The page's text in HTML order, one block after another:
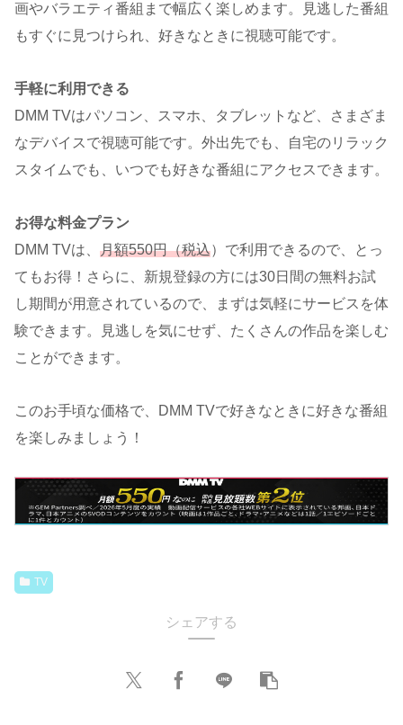
画やバラエティ番組まで幅広く楽しめます。見逃した番組
もすぐに見つけられ、好きなときに視聴可能です。
手軽に利用できる
DMM TVはパソコン、スマホ、タブレットなど、さまざま
なデバイスで視聴可能です。外出先でも、自宅のリラック
スタイムでも、いつでも好きな番組にアクセスできます。
お得な料金プラン
DMM TVは、 月額550円（税込）で利用できるので、とっ
てもお得！さらに、新規登録の方には30日間の無料お試
し期間が用意されているので、まずは気軽にサービスを体
験できます。見逃しを気にせず、たくさんの作品を楽しむ
ことができます。
このお手頃な価格で、DMM TVで好きなときに好きな番組
を楽しみましょう！
TV
シェアする